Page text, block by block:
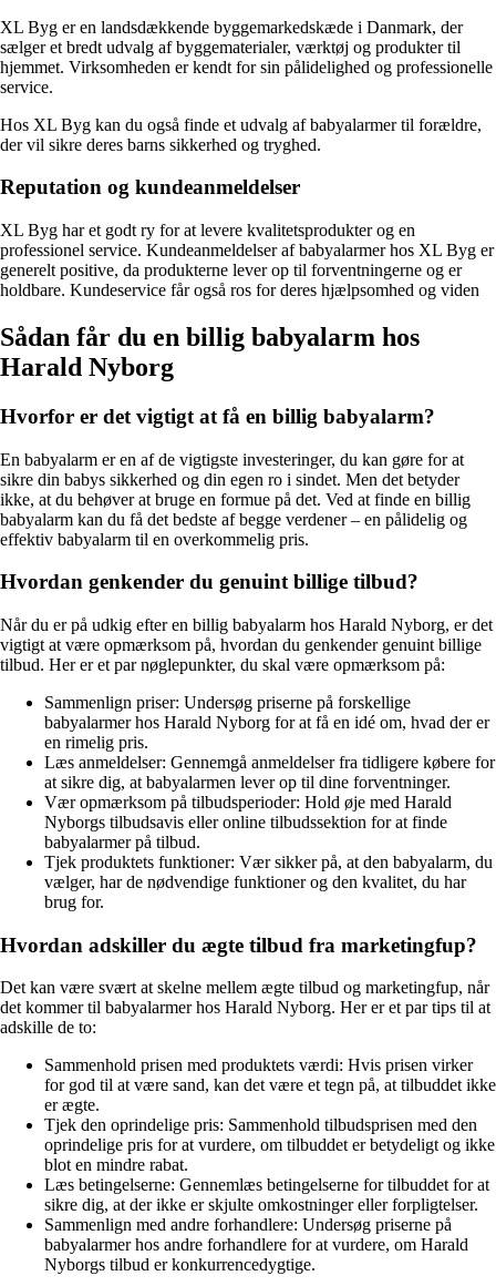
XL Byg er en landsdækkende byggemarkedskæde i Danmark, der
sælger et bredt udvalg af byggematerialer, værktøj og produkter til
hjemmet. Virksomheden er kendt for sin pålidelighed og professionelle
service.
Hos XL Byg kan du også finde et udvalg af babyalarmer til forældre,
der vil sikre deres barns sikkerhed og tryghed.
Reputation og kundeanmeldelser
XL Byg har et godt ry for at levere kvalitetsprodukter og en
professionel service. Kundeanmeldelser af babyalarmer hos XL Byg er
generelt positive, da produkterne lever op til forventningerne og er
holdbare. Kundeservice får også ros for deres hjælpsomhed og viden
Sådan får du en billig babyalarm hos
Harald Nyborg
Hvorfor er det vigtigt at få en billig babyalarm?
En babyalarm er en af de vigtigste investeringer, du kan gøre for at
sikre din babys sikkerhed og din egen ro i sindet. Men det betyder
ikke, at du behøver at bruge en formue på det. Ved at finde en billig
babyalarm kan du få det bedste af begge verdener – en pålidelig og
effektiv babyalarm til en overkommelig pris.
Hvordan genkender du genuint billige tilbud?
Når du er på udkig efter en billig babyalarm hos Harald Nyborg, er det
vigtigt at være opmærksom på, hvordan du genkender genuint billige
tilbud. Her er et par nøglepunkter, du skal være opmærksom på:
Sammenlign priser: Undersøg priserne på forskellige
babyalarmer hos Harald Nyborg for at få en idé om, hvad der er
en rimelig pris.
Læs anmeldelser: Gennemgå anmeldelser fra tidligere købere for
at sikre dig, at babyalarmen lever op til dine forventninger.
Vær opmærksom på tilbudsperioder: Hold øje med Harald
Nyborgs tilbudsavis eller online tilbudssektion for at finde
babyalarmer på tilbud.
Tjek produktets funktioner: Vær sikker på, at den babyalarm, du
vælger, har de nødvendige funktioner og den kvalitet, du har
brug for.
Hvordan adskiller du ægte tilbud fra marketingfup?
Det kan være svært at skelne mellem ægte tilbud og marketingfup, når
det kommer til babyalarmer hos Harald Nyborg. Her er et par tips til at
adskille de to:
Sammenhold prisen med produktets værdi: Hvis prisen virker
for god til at være sand, kan det være et tegn på, at tilbuddet ikke
er ægte.
Tjek den oprindelige pris: Sammenhold tilbudsprisen med den
oprindelige pris for at vurdere, om tilbuddet er betydeligt og ikke
blot en mindre rabat.
Læs betingelserne: Gennemlæs betingelserne for tilbuddet for at
sikre dig, at der ikke er skjulte omkostninger eller forpligtelser.
Sammenlign med andre forhandlere: Undersøg priserne på
babyalarmer hos andre forhandlere for at vurdere, om Harald
Nyborgs tilbud er konkurrencedygtige.